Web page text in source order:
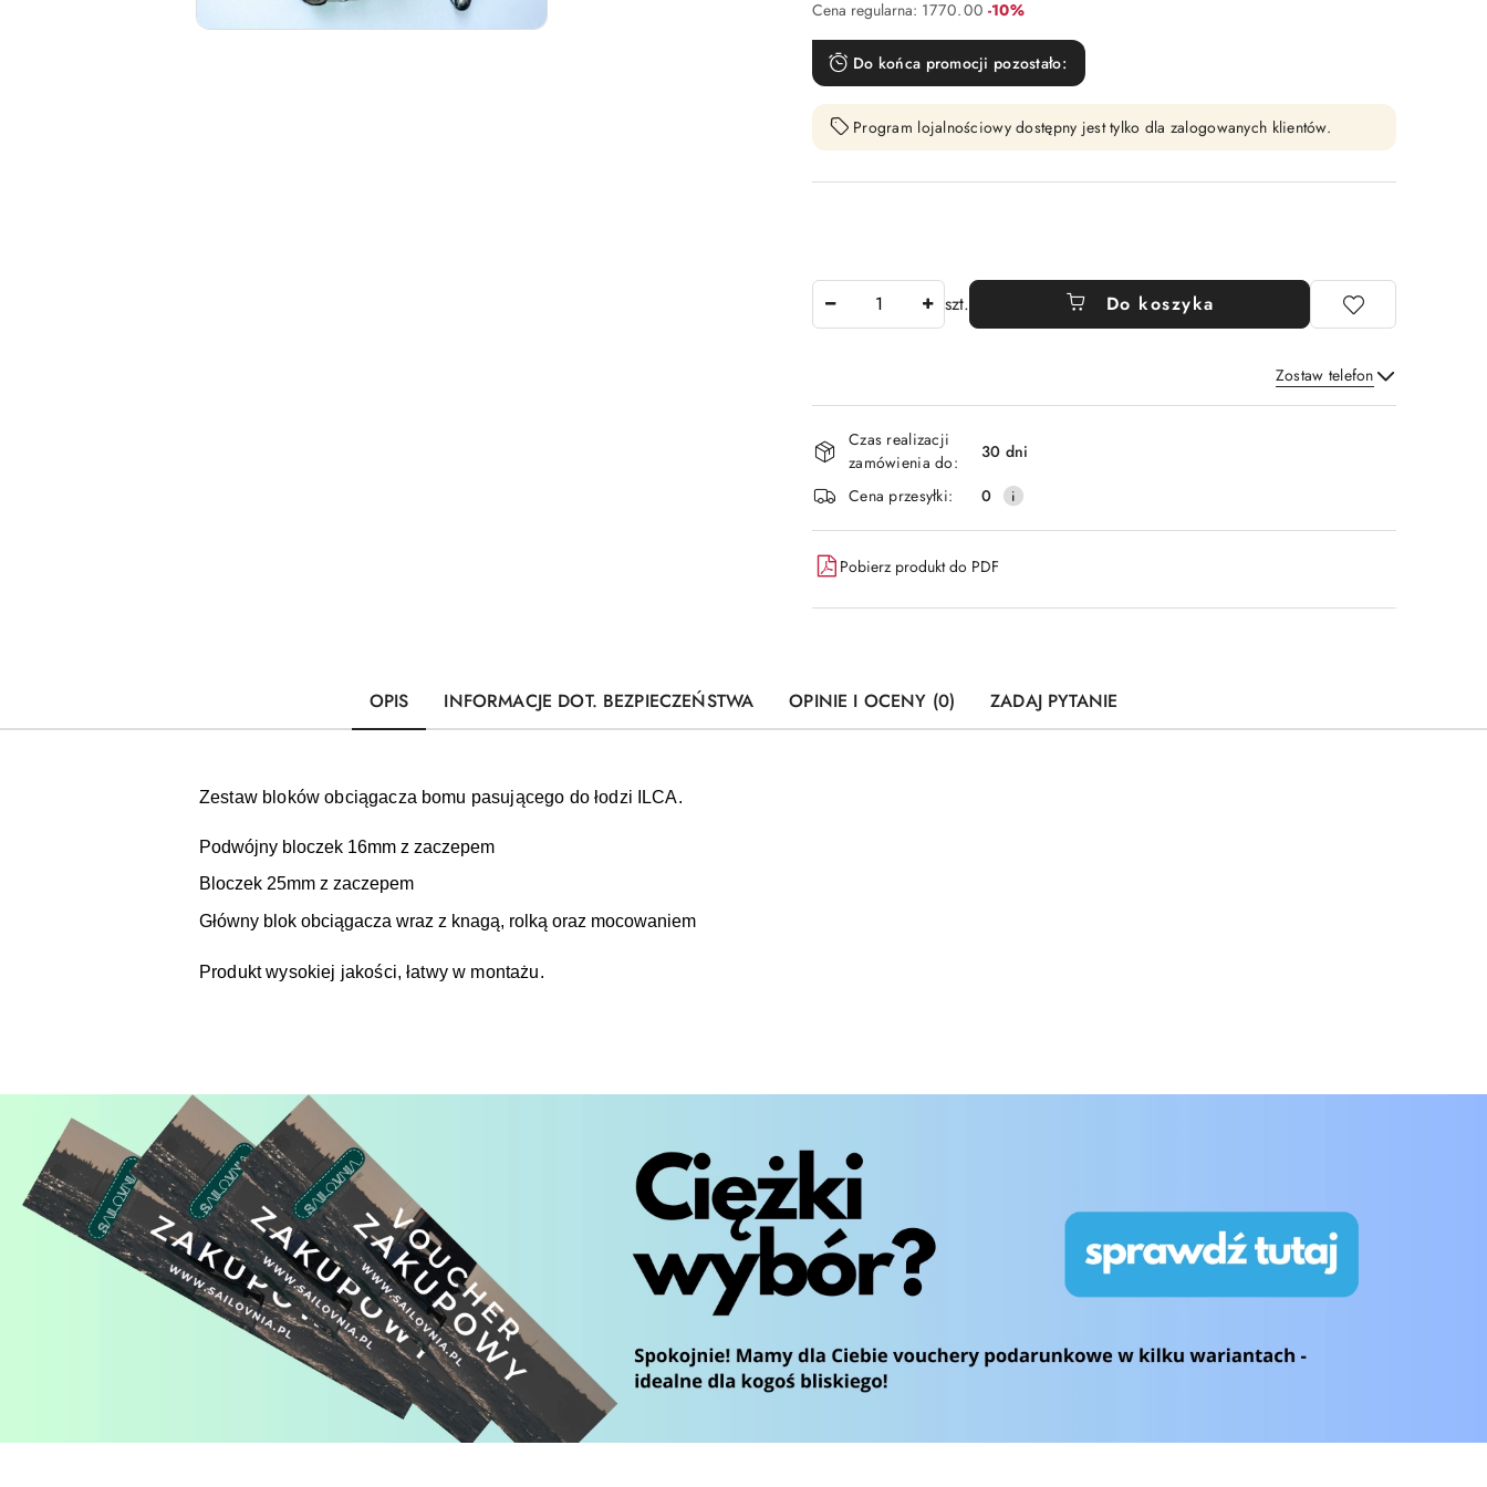
Cena regularna: 1770.00 Rabat:
-10%
Do końca promocji pozostało:
Program lojalnościowy dostępny jest tylko dla zalogowanych klientów.
szt. Do koszyka
Zostaw telefon
Wyślij
Dostępność
i
dostawa
Czas realizacji
zamówienia do:
30 dni
Cena przesyłki:
0
Pobierz produkt do PDF
OPIS INFORMACJE DOT. BEZPIECZEŃSTWA OPINIE I OCENY (0) ZADAJ PYTANIE
Zestaw bloków obciągacza bomu pasującego do łodzi ILCA.
Podwójny bloczek 16mm z zaczepem
Bloczek 25mm z zaczepem
Główny blok obciągacza wraz z knagą, rolką oraz mocowaniem
Produkt wysokiej jakości, łatwy w montażu.